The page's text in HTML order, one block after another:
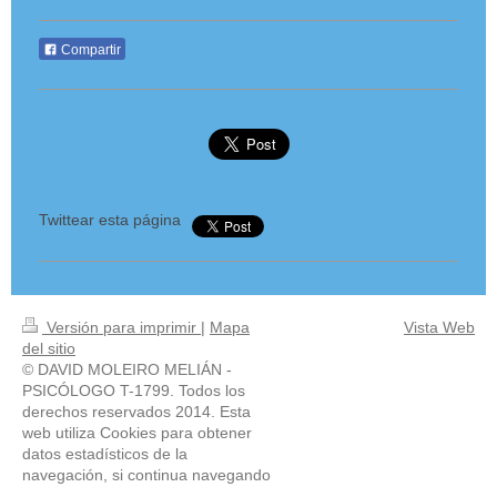
Compartir
Twittear esta página
Versión para imprimir | Mapa
del sitio
© DAVID MOLEIRO MELIÁN -
PSICÓLOGO T-1799. Todos los
derechos reservados 2014. Esta
web utiliza Cookies para obtener
datos estadísticos de la
navegación, si continua navegando
Vista Web